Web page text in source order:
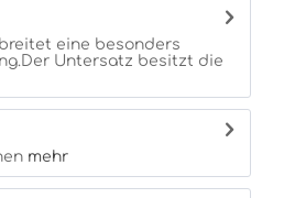
eine besonders
Untersatz besitzt die
mehr